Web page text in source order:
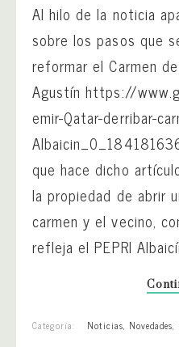
Al hilo de la noticia
sobre los pasos que
reformar el Carmen
Agustín https://
emir-Qatar-derribar-
que hace dicho
la propiedad de abrir
carmen y el vecino,
refleja el PEPRI
Categoría: Noticias, Novedades,